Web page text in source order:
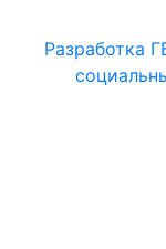
Разработка